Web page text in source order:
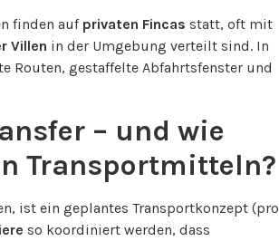
finden auf privaten Fincas statt, oft mit
Villen in der Umgebung verteilt sind. In
Routen, gestaffelte Abfahrtsfenster und
– und wie
Transportmitteln?
ist ein geplantes Transportkonzept (pro
so koordiniert werden, dass